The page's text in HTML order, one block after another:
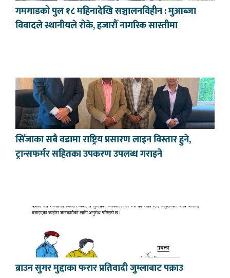
गमगाडको पुल १८ महिनादेखि सञ्चालनविहीन : मुआब्जा
विवादले स्थानीयले रोके, हजारौँ नागरिक सास्तीमा
सिँजाका सबै वडामा राष्ट्रिय प्रसारण लाइन विस्तार हुने,
ट्रान्सफर्मर सहितका उपकरण उपलब्ध गराइने
ब्राउन सुगर मुद्दाका फरार प्रतिवादी जुम्लाबाट पक्राउ